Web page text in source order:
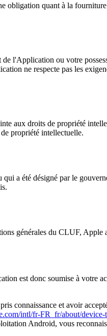
obligation quant à la
l'Application ou votre
ne respecte pas les
aux droits de propriété
propriété intellectuelle.
a été désigné par le
générales du CLUF, Apple
est donc soumise à votre
connaissance et avoir
intl/fr-FR_fr/about/device-
Android, vous